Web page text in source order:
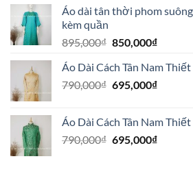
695,000₫.là:
Áo dài tân thời phom
kèm quần
895,000₫ Giá
là:
895,000₫.
850,000₫Giá
tại
là:
Áo Dài Cách Tân Nam
790,000₫ Giá
790,000₫.
695,000₫Giá
là:
Áo Dài Cách Tân Nam
790,000₫ Giá
695,000₫Giá